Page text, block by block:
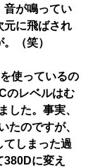
音が鳴ってい
元に飛ばされ
（笑）
使っているの
のレベルはむ
した。事実、
たのですが、
てしまった過
に変え